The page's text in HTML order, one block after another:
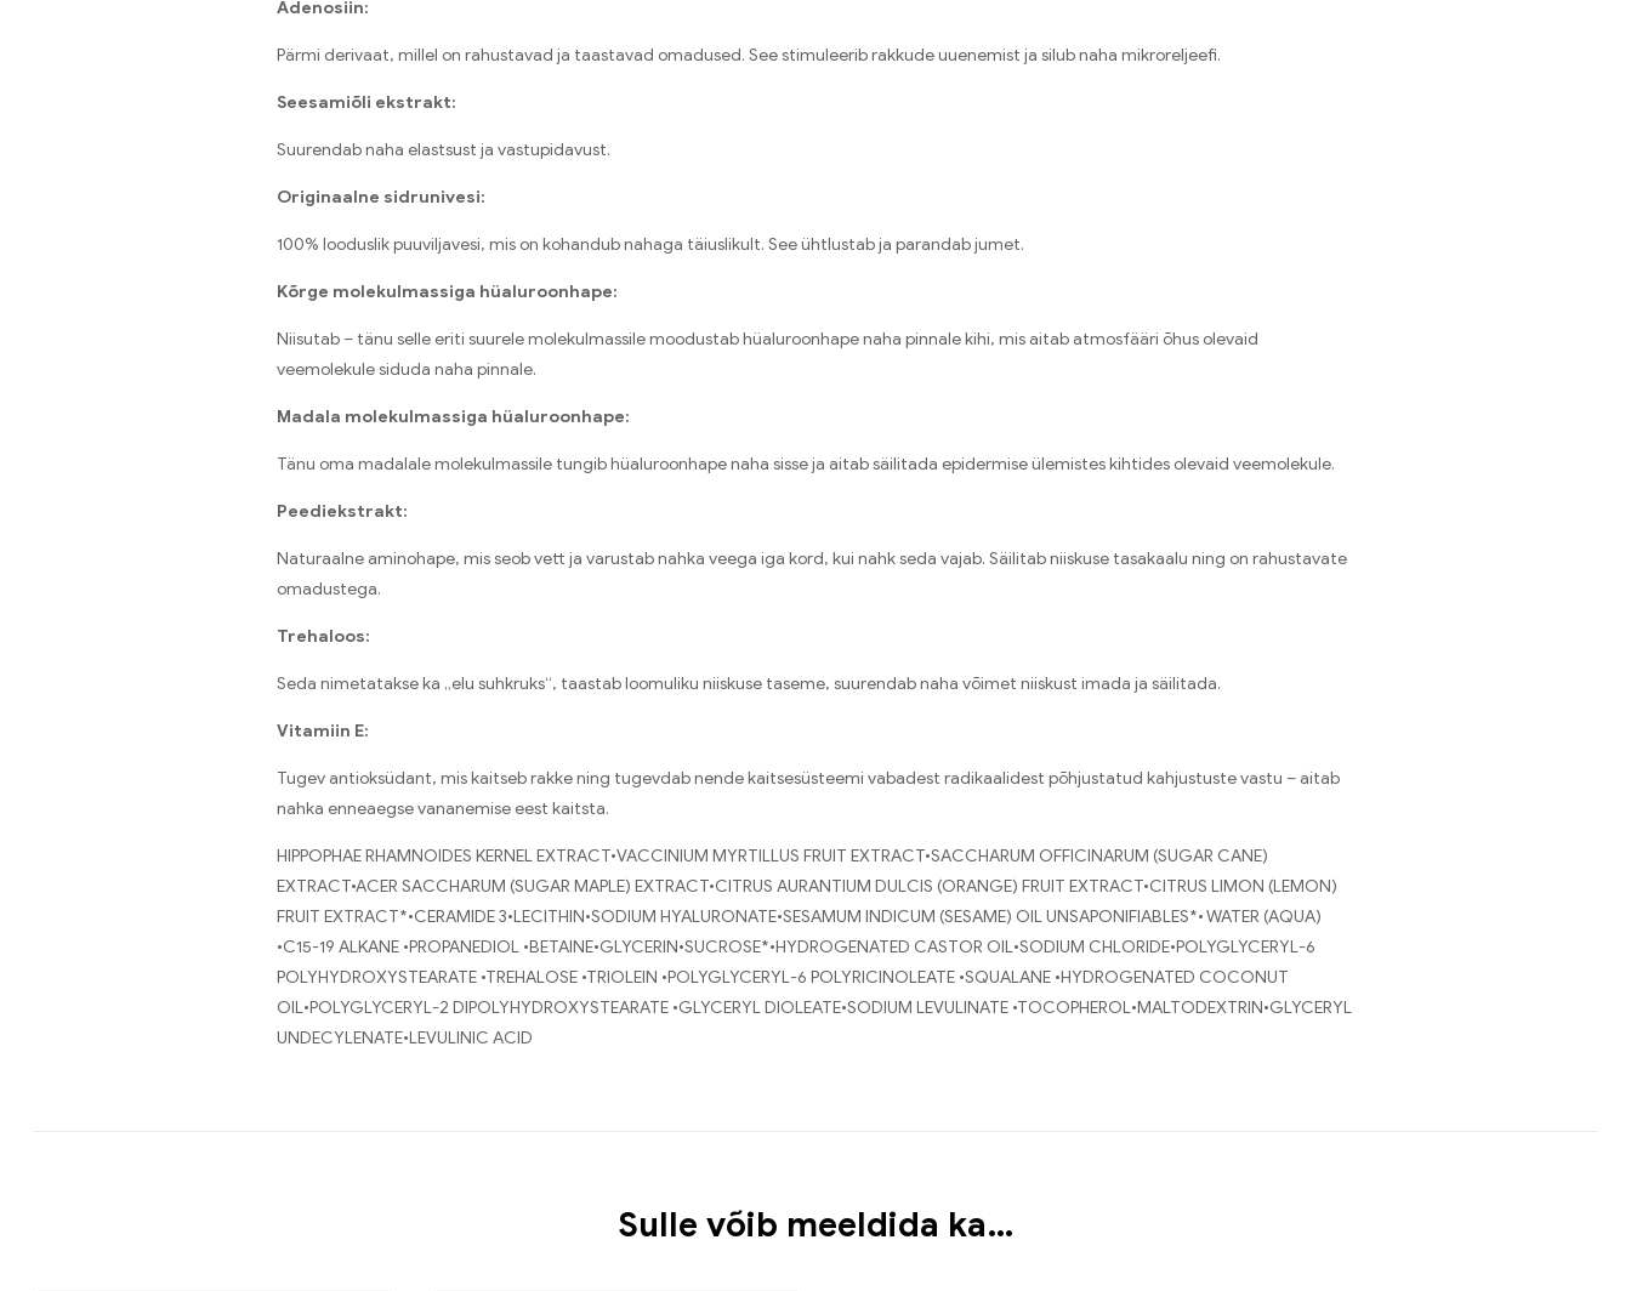
Adenosiin:
Pärmi derivaat, millel on rahustavad ja taastavad omadused. See stimuleerib rakkude uuenemist ja silub naha mikroreljeefi.
Seesamiõli ekstrakt:
Suurendab naha elastsust ja vastupidavust.
Originaalne sidrunivesi:
100% looduslik puuviljavesi, mis on kohandub nahaga täiuslikult. See ühtlustab ja parandab jumet.
Kõrge molekulmassiga hüaluroonhape:
Niisutab – tänu selle eriti suurele molekulmassile moodustab hüaluroonhape naha pinnale kihi, mis aitab atmosfääri õhus olevaid
veemolekule siduda naha pinnale.
Madala molekulmassiga hüaluroonhape:
Tänu oma madalale molekulmassile tungib hüaluroonhape naha sisse ja aitab säilitada epidermise ülemistes kihtides olevaid veemolekule.
Peediekstrakt:
Naturaalne aminohape, mis seob vett ja varustab nahka veega iga kord, kui nahk seda vajab. Säilitab niiskuse tasakaalu ning on rahustavate
omadustega.
Trehaloos:
Seda nimetatakse ka „elu suhkruks“, taastab loomuliku niiskuse taseme, suurendab naha võimet niiskust imada ja säilitada.
Vitamiin E:
Tugev antioksüdant, mis kaitseb rakke ning tugevdab nende kaitsesüsteemi vabadest radikaalidest põhjustatud kahjustuste vastu – aitab
nahka enneaegse vananemise eest kaitsta.
HIPPOPHAE RHAMNOIDES KERNEL EXTRACT•VACCINIUM MYRTILLUS FRUIT EXTRACT•SACCHARUM OFFICINARUM (SUGAR CANE)
EXTRACT•ACER SACCHARUM (SUGAR MAPLE) EXTRACT•CITRUS AURANTIUM DULCIS (ORANGE) FRUIT EXTRACT•CITRUS LIMON (LEMON)
FRUIT EXTRACT*•CERAMIDE 3•LECITHIN•SODIUM HYALURONATE•SESAMUM INDICUM (SESAME) OIL UNSAPONIFIABLES*• WATER (AQUA)
•C15-19 ALKANE •PROPANEDIOL •BETAINE•GLYCERIN•SUCROSE*•HYDROGENATED CASTOR OIL•SODIUM CHLORIDE•POLYGLYCERYL-6
POLYHYDROXYSTEARATE •TREHALOSE •TRIOLEIN •POLYGLYCERYL-6 POLYRICINOLEATE •SQUALANE •HYDROGENATED COCONUT
OIL•POLYGLYCERYL-2 DIPOLYHYDROXYSTEARATE •GLYCERYL DIOLEATE•SODIUM LEVULINATE •TOCOPHEROL•MALTODEXTRIN•GLYCERYL
UNDECYLENATE•LEVULINIC ACID
Sulle võib meeldida ka…